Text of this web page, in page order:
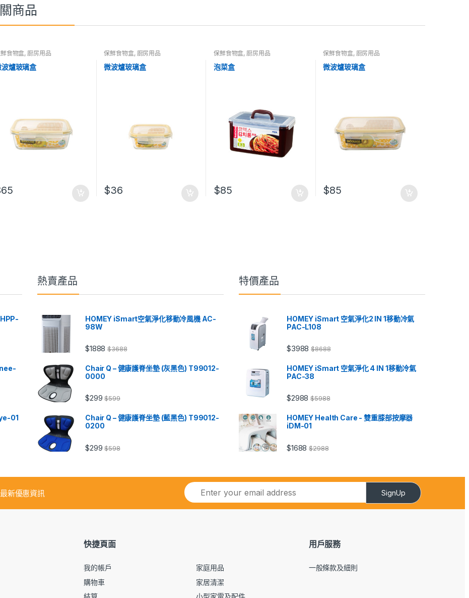
商品
食物盒, 廚房用品
波爐玻璃盒
65
保鮮食物盒, 廚房用品
微波爐玻璃盒
$36
保鮮食物盒, 廚房用品
泡菜盒
$85
保鮮食物盒, 廚房用品
微波爐玻璃盒
$85
01
熱賣產品
HOMEY iSmart空氣淨化移動冷風機 AC-
98W
$1888 $3688
Chair Q – 健康護脊坐墊 (灰黑色) T99012-
0000
$299 $599
Chair Q – 健康護脊坐墊 (藍黑色) T99012-
0200
$299 $598
特價產品
HOMEY iSmart 空氣淨化2 IN 1移動冷氣
PAC-L108
$3988 $8688
HOMEY iSmart 空氣淨化 4 IN 1移動冷氣
PAC-38
$2988 $5988
HOMEY Health Care - 雙重膝部按摩器
iDM-01
$1688 $2988
新優惠資訊 SignUp
快捷頁面
我的帳戶
購物車
家庭用品
家居清潔
用戶服務
一般條款及細則